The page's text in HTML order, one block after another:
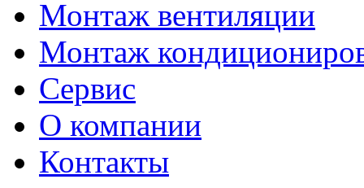
Монтаж вентиляции
Монтаж
Сервис
О компании
Контакты